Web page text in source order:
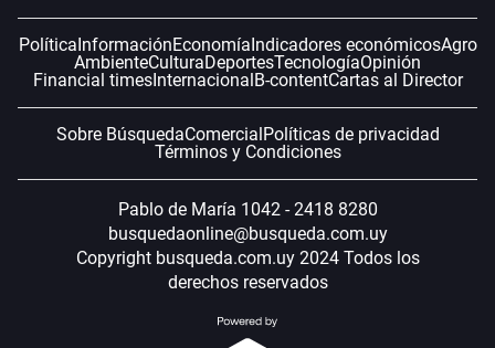
PolíticaInformaciónEconomíaIndicadores económicosAgro
AmbienteCulturaDeportesTecnologíaOpinión
Financial timesInternacionalB-contentCartas al Director
Sobre BúsquedaComercialPolíticas de privacidad
Términos y Condiciones
Pablo de María 1042 - 2418 8280
busquedaonline@busqueda.com.uy
Copyright busqueda.com.uy 2024 Todos los
derechos reservados